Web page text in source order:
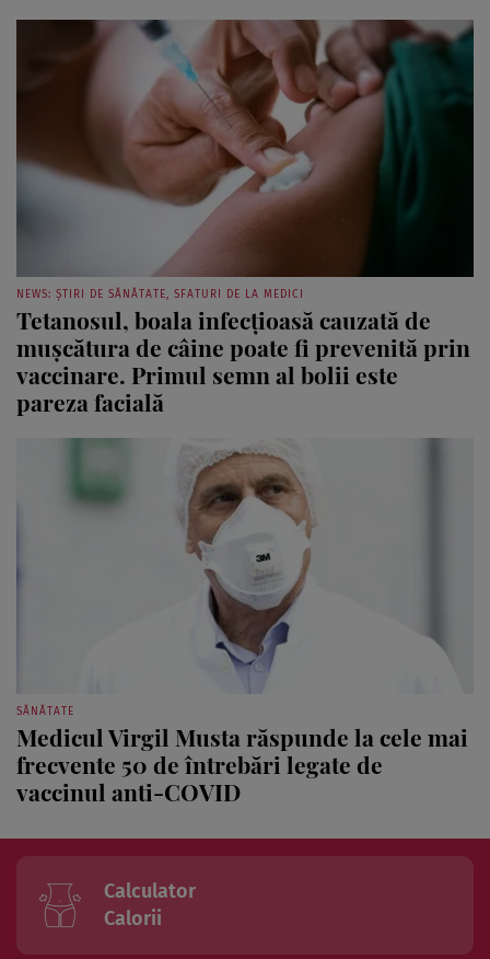
NEWS: ȘTIRI DE SĂNĂTATE, SFATURI DE LA MEDICI
Tetanosul, boala infecțioasă cauzată de
mușcătura de câine poate fi prevenită prin
vaccinare. Primul semn al bolii este
pareza facială
SĂNĂTATE
Medicul Virgil Musta răspunde la cele mai
frecvente 50 de întrebări legate de
vaccinul anti-COVID
Calculator
Calorii